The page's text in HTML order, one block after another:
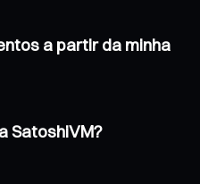
a partir da minha
SatoshiVM?